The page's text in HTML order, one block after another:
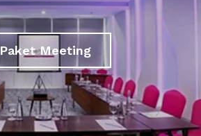
Paket Meeting